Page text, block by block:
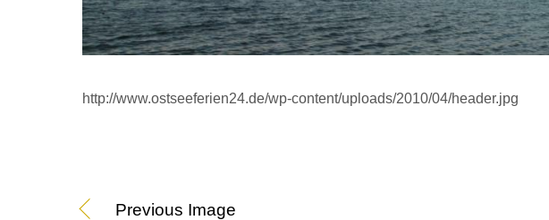
http://www.ostseeferien24.de/wp-content/uploads/2010/04/header.jpg
Previous Image